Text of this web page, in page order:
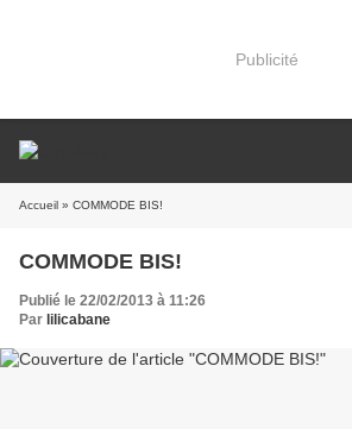
Publicité
Accueil » COMMODE BIS!
COMMODE BIS!
Publié le 22/02/2013 à 11:26
Par lilicabane